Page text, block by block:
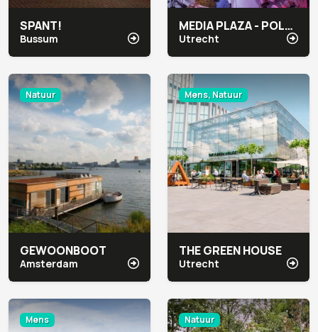
SPANT!
Bussum
MEDIA PLAZA - POLARGEBIED CONGRESCENTRUM
Utrecht
Natuur
GEWOONBOOT
Amsterdam
Mens, Natuur
THE GREEN HOUSE
Utrecht
Mens Natuur